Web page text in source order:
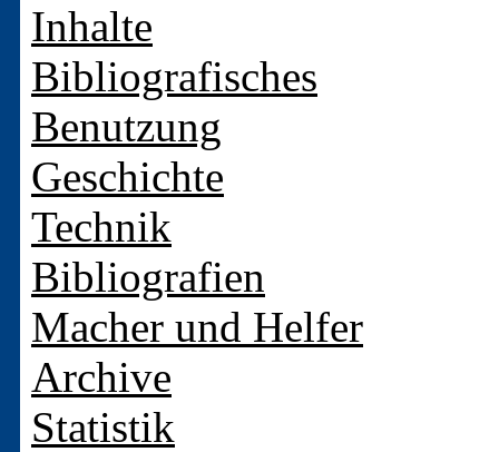
Inhalte
Bibliografisches
Benutzung
Geschichte
Technik
Bibliografien
Macher und Helfer
Archive
Statistik